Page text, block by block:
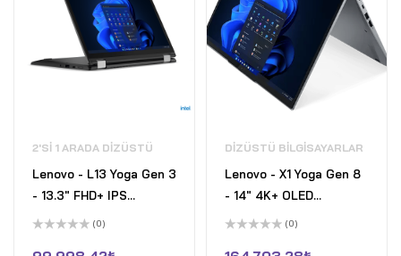
2'SI 1 ARADA DIZÜSTÜ
Lenovo - L13 Yoga Gen 3
- 13.3" FHD+ IPS
Dokunmatik 2'si 1 Arada
üzerinden
(0)
DIZÜSTÜ BILGISAYARLAR
Lenovo - X1 Yoga Gen 8
- 14" 4K+ OLED
Dokunmatik 2'si 1 Arada
üzerinden
(0)